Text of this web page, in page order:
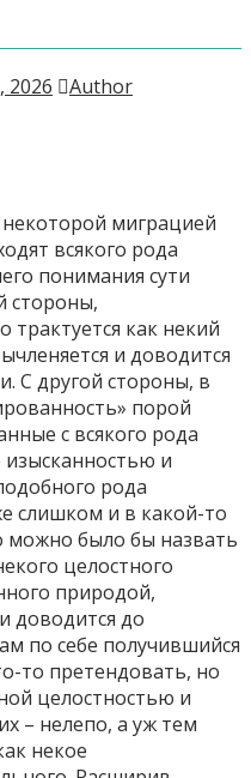
2026 Author
миграцией
всякого рода
понимания сути
стороны,
как некий
и доводится
С другой стороны, в
порой
с всякого рода
и
рода
слишком и в какой-то
можно было бы назвать
целостного
природой,
доводится до
по себе получившийся
то претендовать, но
целостностью и
– нелепо, а уж тем
некое